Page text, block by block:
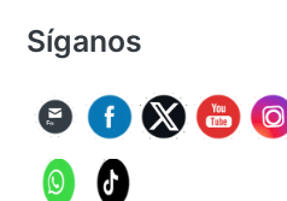
Síganos